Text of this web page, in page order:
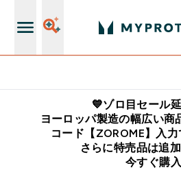
💙ゾロ目セール
ヨーロッパ製造の幅広い商
コード【ZOROME】入
さらに特売品は追
今すぐ購入